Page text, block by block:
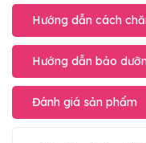
Hướng dẫn cách
Hướng dẫn bảo
Đánh giá sản phẩm